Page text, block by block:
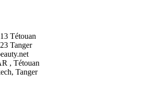
Tétouan
Tanger
, Tétouan
Tanger